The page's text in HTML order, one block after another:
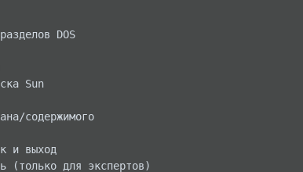
DOS
Sun
содержимого
и выход
(только для экспертов)